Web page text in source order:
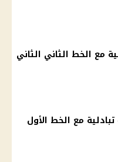
مع الخط الثاني الثاني
مع الخط الأول